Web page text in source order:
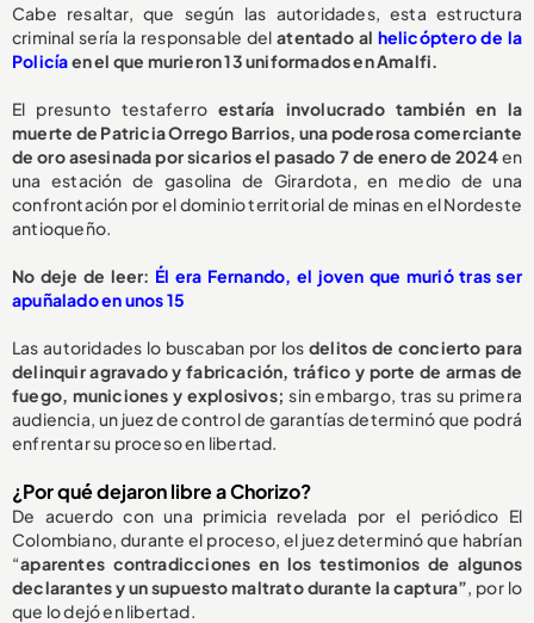
Cabe resaltar, que según las autoridades, esta estructura
criminal sería la responsable delatentado al helicóptero de la
Policíaen el que murieron 13 uniformados en Amalfi.
El presunto testaferroestaría involucrado también en la
muerte de Patricia Orrego Barrios, una poderosa comerciante
de oro asesinada por sicarios el pasado 7 de enero de 2024en
una estación de gasolina de Girardota, en medio de una
confrontación por el dominio territorial de minas en el Nordeste
antioqueño.
No deje de leer: Él era Fernando, el joven que murió tras ser
apuñalado en unos 15
Las autoridades lo buscaban por losdelitos de concierto para
delinquir agravado y fabricación, tráfico y porte de armas de
fuego, municiones y explosivos;sin embargo, tras su primera
audiencia, un juez de control de garantías determinó que podrá
enfrentar su proceso en libertad.
¿Por qué dejaron libre a Chorizo?
De acuerdo con una primicia revelada por el periódico El
Colombiano, durante el proceso, el juez determinó que habrían
“aparentes contradicciones en los testimonios de algunos
declarantes y un supuesto maltrato durante la captura”, por lo
que lo dejó en libertad.